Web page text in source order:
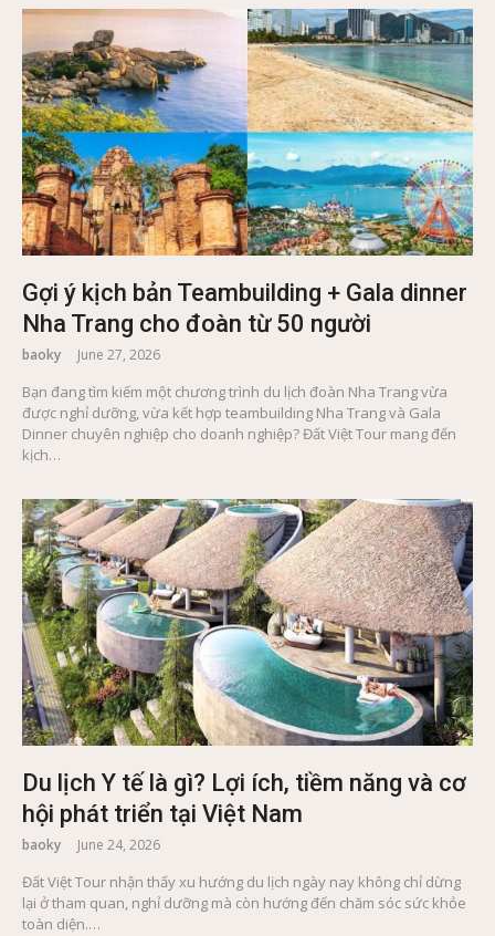
Gợi ý kịch bản Teambuilding + Gala dinner
Nha Trang cho đoàn từ 50 người
baoky June 27, 2026
Bạn đang tìm kiếm một chương trình du lịch đoàn Nha Trang vừa
được nghỉ dưỡng, vừa kết hợp teambuilding Nha Trang và Gala
Dinner chuyên nghiệp cho doanh nghiệp? Đất Việt Tour mang đến
kịch…
Du lịch Y tế là gì? Lợi ích, tiềm năng và cơ
hội phát triển tại Việt Nam
baoky June 24, 2026
Đất Việt Tour nhận thấy xu hướng du lịch ngày nay không chỉ dừng
lại ở tham quan, nghỉ dưỡng mà còn hướng đến chăm sóc sức khỏe
toàn diện.…